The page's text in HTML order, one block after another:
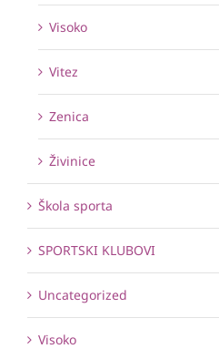
Visoko
Vitez
Zenica
Živinice
Škola sporta
SPORTSKI KLUBOVI
Uncategorized
Visoko